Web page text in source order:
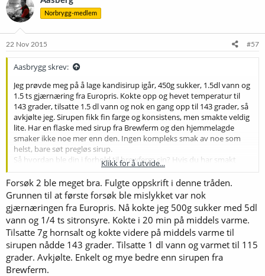
s
j
o
e
Norbrygg-medlem
22 Nov 2015 #57
Aasbrygg skrev:
Jeg prøvde meg på å lage kandisirup igår, 450g sukker, 1.5dl vann og
1.5 ts gjærnæring fra Europris. Kokte opp og hevet temperatur til
143 grader, tilsatte 1.5 dl vann og nok en gang opp til 143 grader, så
avkjølte jeg. Sirupen fikk fin farge og konsistens, men smakte veldig
lite. Har en flaske med sirup fra Brewferm og den hjemmelagde
smaker ikke noe mer enn den. Ingen kompleks smak av noe som
helst, bare søt pregløs sirup.
Så hvordan ble din i forhold til brewferm sin? Hvis du har smakt
Klikk for å utvide...
Forsøk 2 ble meget bra. Fulgte oppskrift i denne tråden.
Grunnen til at første forsøk ble mislykket var nok
gjærnæringen fra Europris. Nå kokte jeg 500g sukker med 5dl
vann og 1/4 ts sitronsyre. Kokte i 20 min på middels varme.
Tilsatte 7g hornsalt og kokte videre på middels varme til
sirupen nådde 143 grader. Tilsatte 1 dl vann og varmet til 115
grader. Avkjølte. Enkelt og mye bedre enn sirupen fra
Brewferm.